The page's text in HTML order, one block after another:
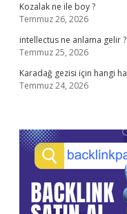
Kozalak ne ile boy ?
Temmuz 26, 2026
intellectus ne anlama gelir ?
Temmuz 25, 2026
Karadağ gezisi için hangi
Temmuz 24, 2026